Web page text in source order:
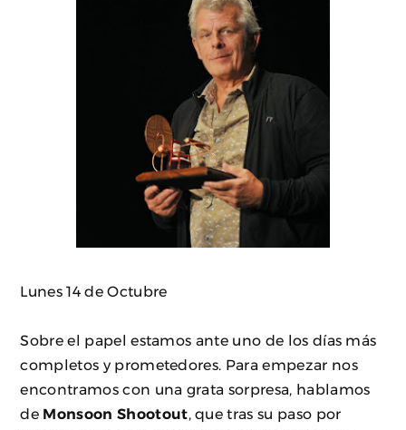
Lunes 14 de Octubre
Sobre el papel estamos ante uno de los días más
completos y prometedores. Para empezar nos
encontramos con una grata sorpresa, hablamos
de Monsoon Shootout , que tras su paso por